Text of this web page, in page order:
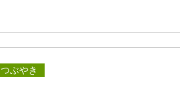
つぶやき